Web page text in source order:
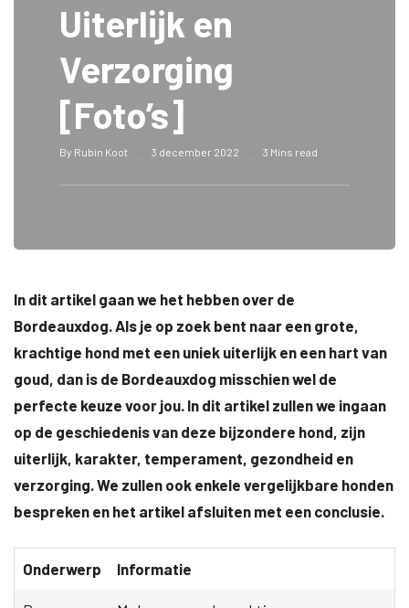
Uiterlijk en
Verzorging
[Foto’s]
By Rubin Koot 3 december 2022 3 Mins read
In dit artikel gaan we het hebben over de
Bordeauxdog. Als je op zoek bent naar een grote,
krachtige hond met een uniek uiterlijk en een hart van
goud, dan is de Bordeauxdog misschien wel de
perfecte keuze voor jou. In dit artikel zullen we ingaan
op de geschiedenis van deze bijzondere hond, zijn
uiterlijk, karakter, temperament, gezondheid en
verzorging. We zullen ook enkele vergelijkbare honden
bespreken en het artikel afsluiten met een conclusie.
Onderwerp Informatie